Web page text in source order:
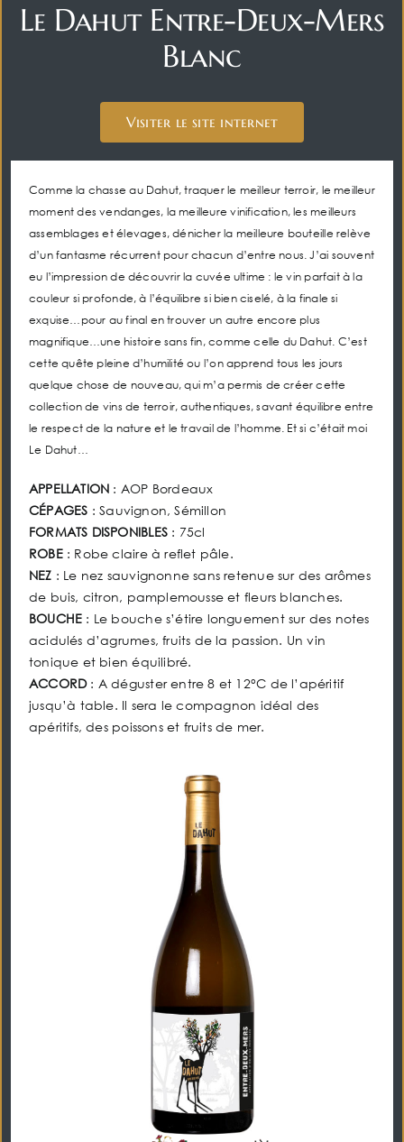
Français
Le Dahut Entre-Deux-Mers
Blanc
Visiter le site internet
Comme la chasse au Dahut, traquer le meilleur terroir, le meilleur
moment des vendanges, la meilleure vinification, les meilleurs
assemblages et élevages, dénicher la meilleure bouteille relève
d’un fantasme récurrent pour chacun d’entre nous. J’ai souvent
eu l’impression de découvrir la cuvée ultime : le vin parfait à la
couleur si profonde, à l’équilibre si bien ciselé, à la finale si
exquise…pour au final en trouver un autre encore plus
magnifique…une histoire sans fin, comme celle du Dahut. C’est
cette quête pleine d’humilité ou l’on apprend tous les jours
quelque chose de nouveau, qui m’a permis de créer cette
collection de vins de terroir, authentiques, savant équilibre entre
le respect de la nature et le travail de l’homme. Et si c’était moi
Le Dahut…
APPELLATION : AOP Bordeaux
CÉPAGES : Sauvignon, Sémillon
FORMATS DISPONIBLES: 75cl
ROBE: Robe claire à reflet pâle.
NEZ : Le nez sauvignonne sans retenue sur des arômes
de buis, citron, pamplemousse et fleurs blanches.
BOUCHE : Le bouche s’étire longuement sur des notes
acidulés d’agrumes, fruits de la passion. Un vin
tonique et bien équilibré.
ACCORD: A déguster entre 8 et 12°C de l’apéritif
jusqu’à table. Il sera le compagnon idéal des
apéritifs, des poissons et fruits de mer.